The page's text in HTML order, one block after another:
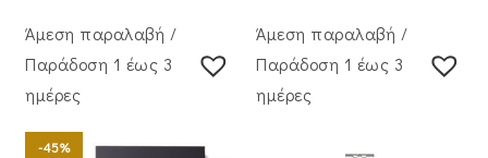
Άμεση παραλαβή /
Παράδoση 1 έως 3
ημέρες
-45%
Άμεση παραλαβή /
Παράδoση 1 έως 3
ημέρες